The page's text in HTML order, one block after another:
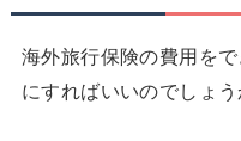
海外旅行保険の費用を
にすればいいのでしょう